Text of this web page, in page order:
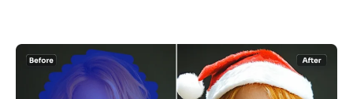
Changeur de vêtements
Bébé IA